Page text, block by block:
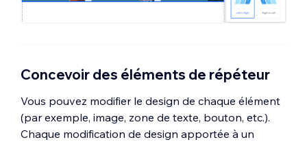
Concevoir des éléments de répéteur
Vous pouvez modifier le design de chaque élément
(par exemple, image, zone de texte, bouton, etc.).
Chaque modification de design apportée à un